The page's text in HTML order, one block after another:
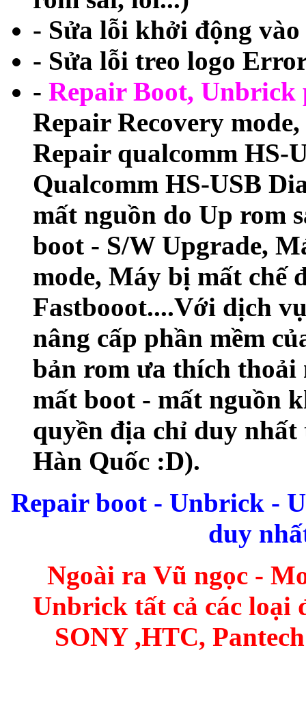
- Sửa lỗi khởi động
- Sửa lỗi treo logo
- Repair Boot, Unbrick
Repair Recovery
Repair qualcomm HS-
Qualcomm HS-USB
mất nguồn do Up rom
boot - S/W Upgrade,
mode, Máy bị mất chế
Fastbooot....Với dịch
nâng cấp phần mềm
bản rom ưa thích
mất boot - mất nguồn
quyền địa chỉ duy
Hàn Quốc :D).
Repair boot - Unbrick -
duy
Ngoài ra Vũ ngọc -
Unbrick tất cả các loại
SONY ,HTC,